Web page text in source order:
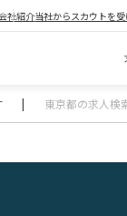
社紹介当社からスカウトを
| 東京都の求人検